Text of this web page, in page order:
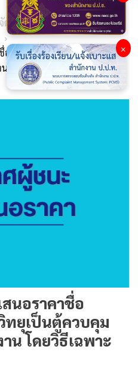
ดหาพัสดุ
อครุภัณฑ์ไฟฟ้าและวิทยุเป็น
โดยวิธีเฉพาะเจาะจง
นอราคาชื่อ
ยุเป็นตู้ควบคุม
น โดยวิธีเฉพาะ
×